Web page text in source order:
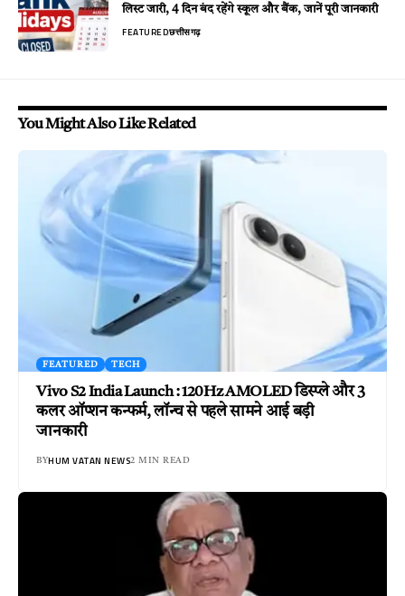
लिस्ट जारी, 4 दिन बंद रहेंगे स्कूल और बैंक, जानें पूरी जानकारी
FEATUREDछत्तीसगढ़
You Might Also Like Related
FEATURED TECH
Vivo S2 India Launch : 120Hz AMOLED डिस्प्ले और 3
कलर ऑप्शन कन्फर्म, लॉन्च से पहले सामने आई बड़ी
जानकारी
BYHUM VATAN NEWS2 MIN READ